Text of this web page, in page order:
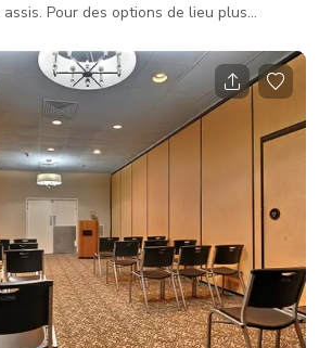
de lieu plus
& la Plaza Room pouvant accueillir
Vous pouvez consulter cette
d'informations : The Magnuson Ballroom -
privés à Memphis Découvrez
! Situé jus